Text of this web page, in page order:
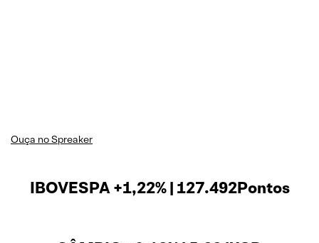
Ouça no Spreaker
IBOVESPA +1,22% | 127.492Pontos